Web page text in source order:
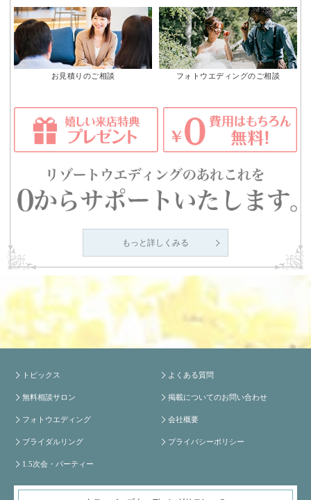
お見積りのご相談 フォトウエディングのご相談
もっと詳しくみる
トピックス
無料相談サロン
フォトウエディング
ブライダルリング
1.5次会・パーティー
よくある質問
掲載についてのお問い合わせ
会社概要
プライバシーポリシー